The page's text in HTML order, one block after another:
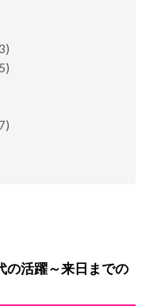
の活躍～来日までの